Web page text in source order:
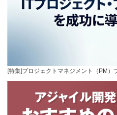
[特集]プロジェクトマネジメント（PM